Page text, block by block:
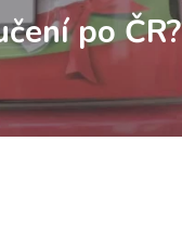
po ČR?